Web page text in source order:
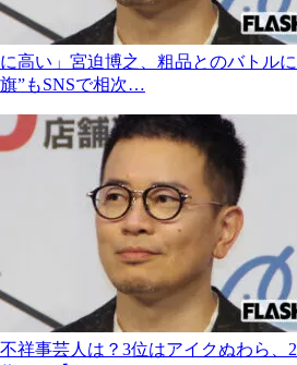
に高い」宮迫博之、粗品とのバトル
旗”もSNSで相次…
不祥事芸人は？3位はアイクぬわら、